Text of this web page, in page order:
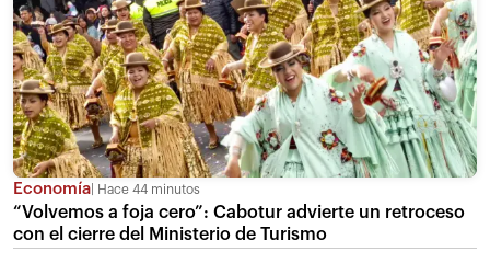
Economía Hace 44 minutos
“Volvemos a foja cero”: Cabotur advierte un retroceso
con el cierre del Ministerio de Turismo